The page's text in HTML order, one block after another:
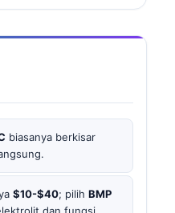
biasanya berkisar
$10-$40; pilih BMP